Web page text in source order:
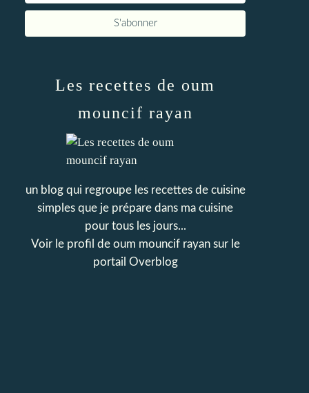
Les recettes de oum
mouncif rayan
un blog qui regroupe les recettes de cuisine
simples que je prépare dans ma cuisine
pour tous les jours...
Voir le profil de oum mouncif rayansur le
portail Overblog